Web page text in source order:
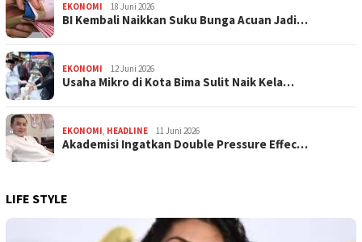
EKONOMI 18 Juni 2026
BI Kembali Naikkan Suku Bunga Acuan Jadi…
EKONOMI 12 Juni 2026
Usaha Mikro di Kota Bima Sulit Naik Kela…
EKONOMI, HEADLINE 11 Juni 2026
Akademisi Ingatkan Double Pressure Effec…
LIFE STYLE